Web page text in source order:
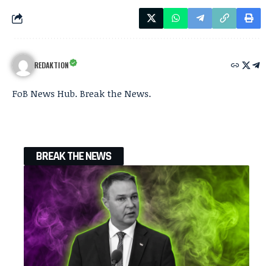
REDAKTION
FoB News Hub. Break the News.
BREAK THE NEWS